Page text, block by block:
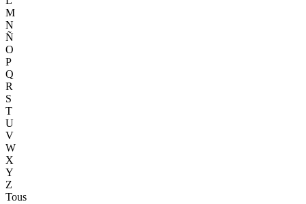
M
N
Ñ
O
P
Q
R
S
T
U
V
W
X
Y
Z
Tous